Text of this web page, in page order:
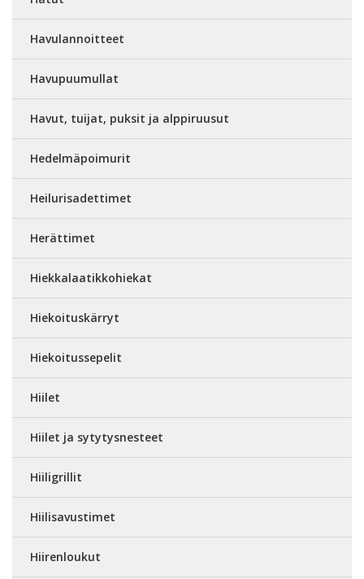
Havulannoitteet
Havupuumullat
Havut, tuijat, puksit ja alppiruusut
Hedelmäpoimurit
Heilurisadettimet
Herättimet
Hiekkalaatikkohiekat
Hiekoituskärryt
Hiekoitussepelit
Hiilet
Hiilet ja sytytysnesteet
Hiiligrillit
Hiilisavustimet
Hiirenloukut